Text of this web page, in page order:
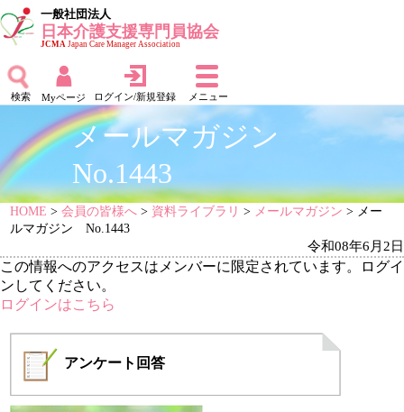
一般社団法人
日本介護支援専門員協会
JCMAJapan Care Manager Association
検索 Myページ ログイン/新規登録 メニュー
メールマガジン
No.1443
HOME >会員の皆様へ > 資料ライブラリ > メールマガジン > メー
ルマガジン No.1443
令和08年6月2日
この情報へのアクセスはメンバーに限定されています。ログイ
ンしてください。
ログインはこちら
アンケート 回答